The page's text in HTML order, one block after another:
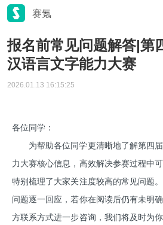
赛氪
报名前常见问题解答|第
汉语言文字能力大赛
2026.01.13 16:15:25
各位同学：
为帮助各位同学更清晰地了解第四
力大赛核心信息，高效解决参赛过程中
特别梳理了大家关注度较高的常见问题
问题逐一回应，若你在阅读后仍有未明
方联系方式进一步咨询，我们将及时为